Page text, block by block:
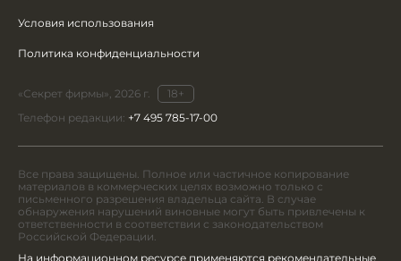
Условия использования
Политика конфиденциальности
«Секрет фирмы», 2026 г.
18+
Телефон редакции: +7 495 785-17-00
Все права защищены. Полное или частичное копирование
материалов в коммерческих целях возможно только с
письменного разрешения владельца сайта. В случае
обнаружения нарушений виновные могут быть привлечены к
ответственности в соответствии с законодательством
Российской Федерации.
На информационном ресурсе применяются рекомендательные